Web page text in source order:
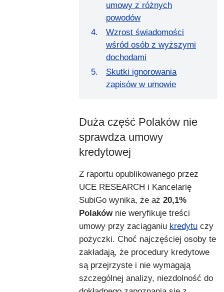
umowy z różnych
powodów
Wzrost świadomości
wśród osób z wyższymi
dochodami
Skutki ignorowania
zapisów w umowie
Duża część Polaków nie
sprawdza umowy
kredytowej
Z raportu opublikowanego przez
UCE RESEARCH i Kancelarię
SubiGo wynika, że aż 20,1%
Polakównie weryfikuje treści
umowy przy zaciąganiu kredytu czy
pożyczki. Choć najczęściej osoby te
zakładają, że procedury kredytowe
są przejrzyste i nie wymagają
szczególnej analizy, niezdolność do